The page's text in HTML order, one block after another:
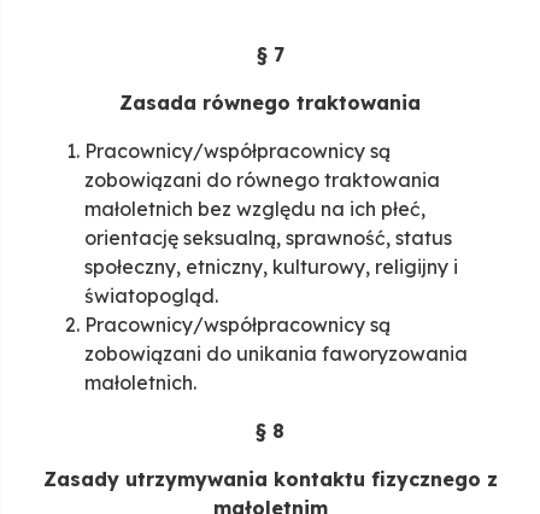
§ 7
Zasada równego traktowania
Pracownicy/współpracownicy są
zobowiązani do równego traktowania
małoletnich bez względu na ich płeć,
orientację seksualną, sprawność, status
społeczny, etniczny, kulturowy, religijny i
światopogląd.
Pracownicy/współpracownicy są
zobowiązani do unikania faworyzowania
małoletnich.
§ 8
Zasady utrzymywania kontaktu fizycznego z
małoletnim